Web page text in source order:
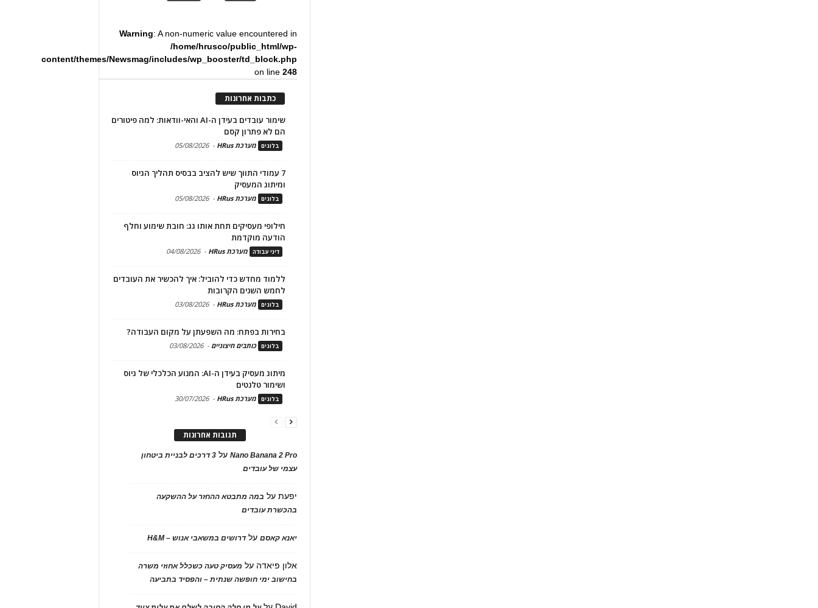
Warning: A non-numeric value encountered in
/home/hrusco/public_html/wp-
content/themes/Newsmag/includes/wp_booster/td_block.php
on line248
כתבות אחרונות
שימור עובדים בעידן ה-AI והאי-וודאות: למה פיטורים
הם לא פתרון קסם
בלוגים מערכת HRus -
05/08/2026
7 עמודי התווך שיש להציב בבסיס תהליך הגיוס
ומיתוג המעסיק
בלוגים מערכת HRus -
05/08/2026
חילופי מעסיקים תחת אותו גג: חובת שימוע וחלף
הודעה מוקדמת
דיני עבודה מערכת HRus -
04/08/2026
ללמוד מחדש כדי להוביל: איך להכשיר את העובדים
לחמש השנים הקרובות
בלוגים מערכת HRus -
03/08/2026
בחירות בפתח: מה השפעתן על מקום העבודה?
בלוגים כותבים חיצוניים -
03/08/2026
מיתוג מעסיק בעידן ה-AI: המנוע הכלכלי של גיוס
ושימור טלנטים
בלוגים מערכת HRus -
30/07/2026
תגובות אחרונות
Nano Banana 2 Proעל
3 דרכים לבניית ביטחון
עצמי של עובדים
יפעתעל במה מתבטא ההחזר על ההשקעה
בהכשרת עובדים
יאנא קאסםעלדרושים במשאבי אנוש – H&M
אלון פיאדה על מעסיק טעה כשכלל אחוזי משרה
בחישוב ימי חופשה שנתית – והפסיד בתביעה